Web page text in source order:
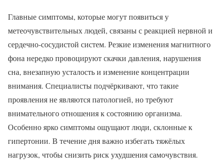
Главные симптомы, которые могут появиться у
метеочувствительных людей, связаны с реакцией нервной и
сердечно-сосудистой систем. Резкие изменения магнитного
фона нередко провоцируют скачки давления, нарушения
сна, внезапную усталость и изменение концентрации
внимания. Специалисты подчёркивают, что такие
проявления не являются патологией, но требуют
внимательного отношения к состоянию организма.
Особенно ярко симптомы ощущают люди, склонные к
гипертонии. В течение дня важно избегать тяжёлых
нагрузок, чтобы снизить риск ухудшения самочувствия.